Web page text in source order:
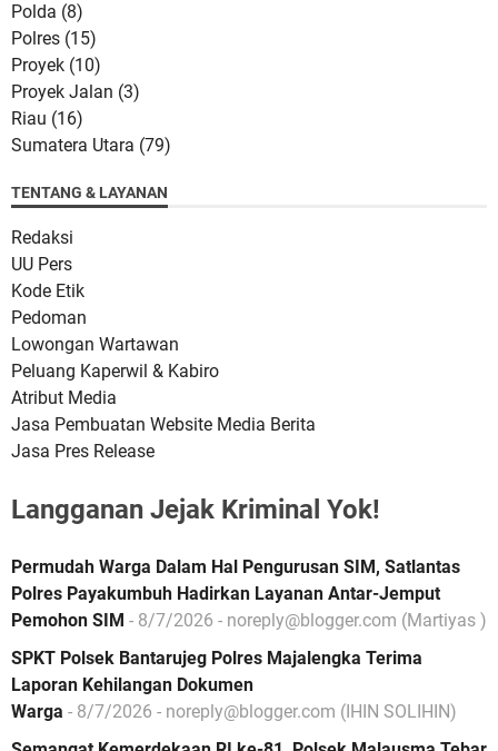
Polda (8)
Polres (15)
Proyek (10)
Proyek Jalan (3)
Riau (16)
Sumatera Utara (79)
TENTANG & LAYANAN
Redaksi
UU Pers
Kode Etik
Pedoman
Lowongan Wartawan
Peluang Kaperwil & Kabiro
Atribut Media
Jasa Pembuatan Website Media Berita
Jasa Pres Release
Langganan Jejak Kriminal Yok!
Permudah Warga Dalam Hal Pengurusan SIM, Satlantas
Polres Payakumbuh Hadirkan Layanan Antar-Jemput
Pemohon SIM - 8/7/2026 - noreply@blogger.com (Martiyas )
SPKT Polsek Bantarujeg Polres Majalengka Terima
Laporan Kehilangan Dokumen
Warga‎ - 8/7/2026 - noreply@blogger.com (IHIN SOLIHIN)